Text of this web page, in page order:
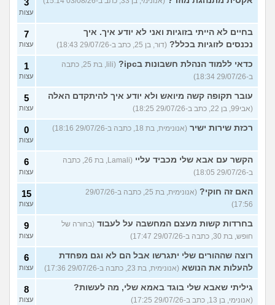
עצות
בחיים לא הייתי בזוגיות ואני לא יודע איך. איך
נכנסים לזוגיות בכלל? (דור, בן 25, כתב ב-29/07/26 18:43)
7
עצות
כדאי ללמוד הנהלת חשבונות בipc?
(lili, בת 25, כתבה
ב-29/07/26 18:34)
1
עצות
עובר תקופה קשה מיואש ולא יודע איך להיתקדם האלה
(אבי99, בן 22, כתב ב-29/07/26 18:25)
5
עצות
רכזת שירות ישיר (אנונימית, בת 18, כתבה ב-29/07/26 18:16) 0
עצות
הקשר עם אבא שלי מכביד עליי
(Lamali, בת 26, כתבה
ב-29/07/26 18:05)
6
עצות
האם זה חוקי?
(אנונימית, בת 25, כתבה ב-29/07/26
17:56)
15
עצות
בחרדות קשות מעצם המחשבה על לעבוד (בחורה של
חופש, בת 30, כתבה ב-29/07/26 17:47)
9
עצות
רוצה שההורים שלי יתגרשו אבל הם לא וגם מפחדת
להעלות את הנושא (אנונימית, בת 23, כתבה ב-29/07/26 17:36)
6
עצות
גיליתי שאבא שלי בוגד באמא שלי, מה לעשות?
(אנונימי, בן 13, כתב ב-29/07/26 17:25)
8
עצות